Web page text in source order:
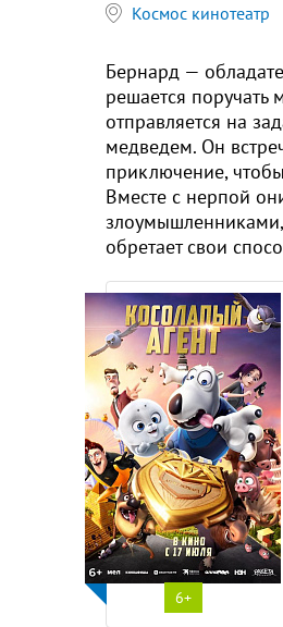
Космос кинотеатр
Бернард —
решается поручать
отправляется на
медведем. Он
приключение,
Вместе с нерпой
обретает свои
6+